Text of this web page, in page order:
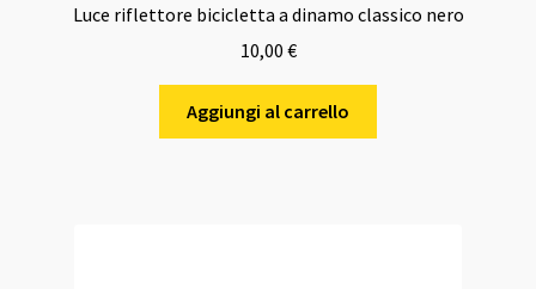
Luce riflettore bicicletta a dinamo classico nero
10,00 €
Aggiungi al carrello